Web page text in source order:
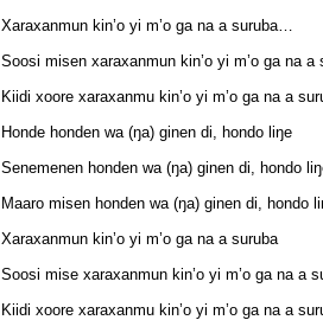
Xaraxanmun kin’o yi m’o ga na a suruba…
Soosi misen xaraxanmun kin’o yi m’o ga na a
Kiidi xoore xaraxanmu kin’o yi m’o ga na a
Honde honden wa (ŋa) ginen di, hondo liŋe
Senemenen honden wa (ŋa) ginen di, hondo
Maaro misen honden wa (ŋa) ginen di, hondo
Xaraxanmun kin’o yi m’o ga na a suruba
Soosi mise xaraxanmun kin’o yi m’o ga na a
Kiidi xoore xaraxanmu kin’o yi m’o ga na a